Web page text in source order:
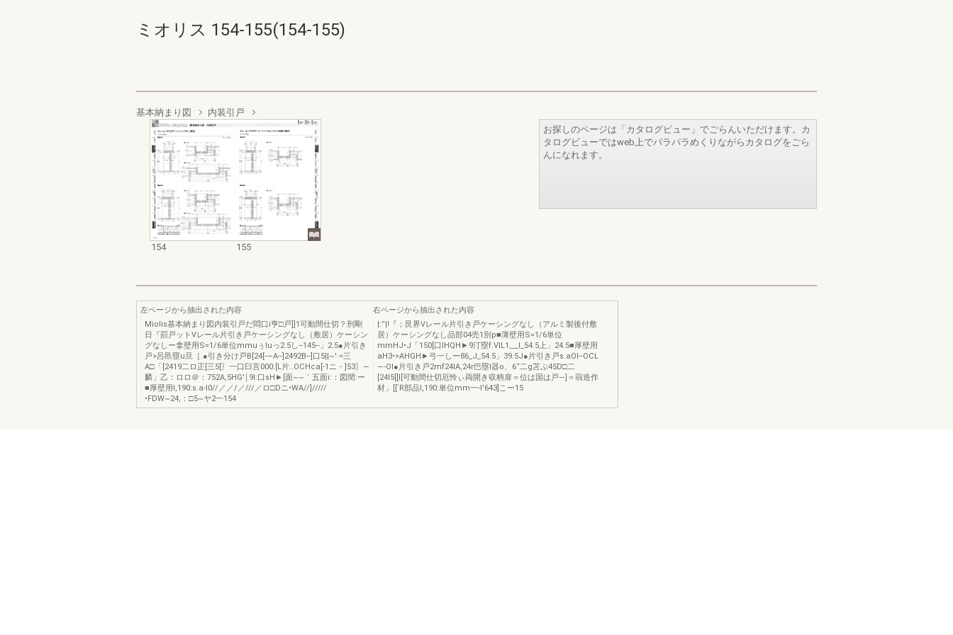
ミオリス 154-155(154-155)
基本納まり図 内装引戸
154 155
お探しのページは「カタログビュー」でごらんいただけます。カ
タログビューではweb上でパラパラめくりながらカタログをごら
んになれます。
左ページから抽出された内容
MioIis基本納まり図内装引戸だ悶口i亨□戸]]1可動間仕切？刑剛
日『罰戸ットVレール片引き戸ケーシングなし（敷居）ケーシン
グなしー拿壁用S=1/6単位mmuぅIuっ2.5し--145--」2.5●片引き
戸>呂邑塁u旦［.●引き分け戸B[24[-—A--]2492B--]口5||~'·=三
A□「[2419二ロ正[三5[〗一口臼言000:[L片..OCHca[-1ニ・]53〗—
麟」乙：ロロ＠：752A,5HG'￨9l:口sH►[面~~｀五面i:：図閏:ー
■厚壁用l,190:s.a-I0//／／/／///／ロ□Dニ•WA//]/////
•FDW~24,：□5~ヤ2一154
右ページから抽出された内容
|:’’|!『；艮界Vレール片引き戸ケーシングなし（アルミ製後付敷
居）ケーシングなし品部04売1別p■薄壁用S=1/6単位
mmHJ•J「150[口lHQH►9汀塁f.VlL1,__l_54.5上」24.5■厚壁用
aH3•>AHGH►弓一しー86_J_54.5」39.5J●片引き戸s.aOl--OCL
—-Ol●片引き戸2mf24IA,24r巴塁I器o、6“二g苫ぷ45D□二
[24l5[[I[可動間仕切厄怜ぃ両開き収柄扉＝位は国は戸—]＝蒻造作
材」[[`R部品l,190:単位mm一-l'643]こー15